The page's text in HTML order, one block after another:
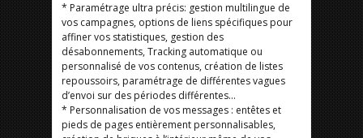
* Paramétrage ultra précis: gestion multilingue de
vos campagnes, options de liens spécifiques pour
affiner vos statistiques, gestion des
désabonnements, Tracking automatique ou
personnalisé de vos contenus, création de listes
repoussoirs, paramétrage de différentes vagues
d’envoi sur des périodes différentes…
* Personnalisation de vos messages : entêtes et
pieds de pages entièrement personnalisables,